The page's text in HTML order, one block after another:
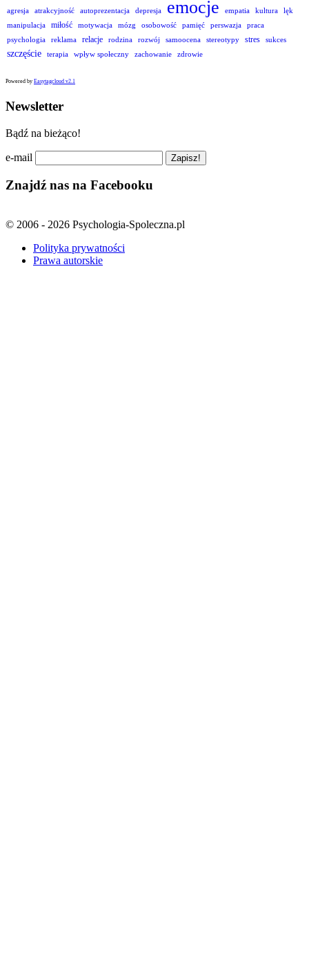
agresja atrakcyjność autoprezentacja depresja emocje empatia kultura
lęk
manipulacja
miłość motywacja mózg osobowość pamięć perswazja
praca
psychologia
reklama relacje rodzina rozwój samoocena stereotypy stres sukces
szczęście terapia wpływ społeczny zachowanie zdrowie
Powered by Easytagcloud v2.1
Newsletter
Bądź na bieżąco!
e-mail
Znajdź nas na Facebooku
© 2006 - 2026 Psychologia-Spoleczna.pl
Polityka prywatności
Prawa autorskie